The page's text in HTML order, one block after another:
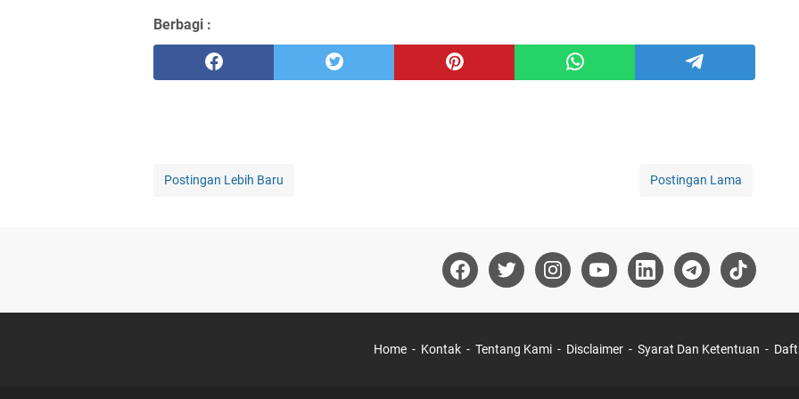
Berbagi :
Postingan Lebih Baru Postingan Lama
Home Kontak Tentang Kami Disclaimer Syarat Dan Ketentuan